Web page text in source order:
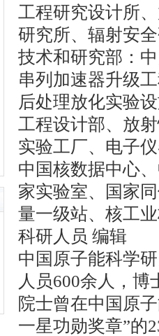
工程研究设计所
研究所、辐射安
技术和研究部：
串列加速器升级
后处理放化实验
工程设计部、放
实验工厂、电子
中国核数据中心
家实验室、国家
量一级站、核工
科研人员 编辑
中国原子能科学
人员600余人，
院士曾在中国原
一星功勋奖章”的